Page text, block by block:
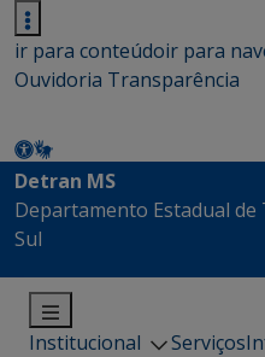
ir para conteúdoir para
Ouvidoria Transparência
Detran MS
Departamento Estadual
Sul
Institucional Serviços